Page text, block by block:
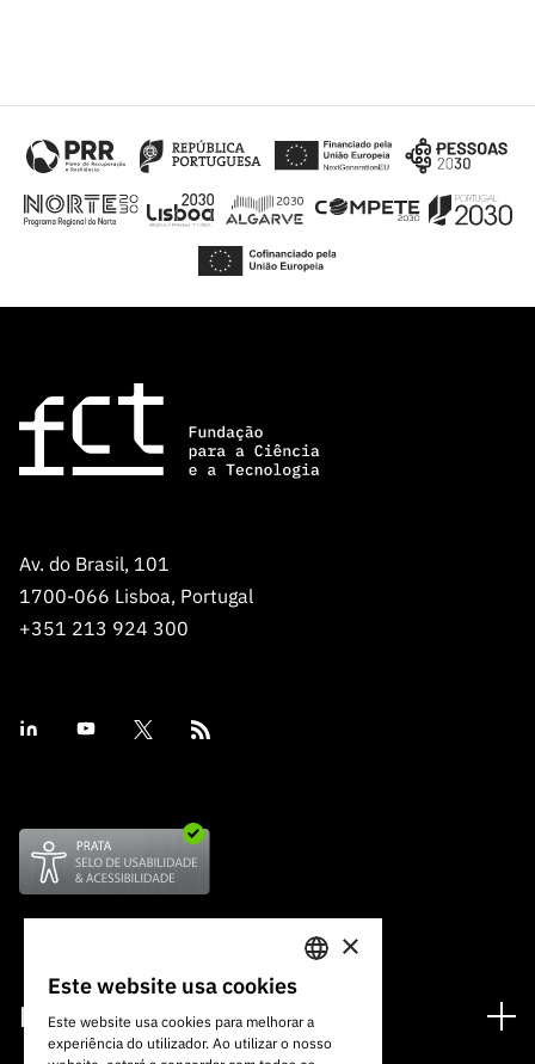
Av. do Brasil, 101
1700-066 Lisboa, Portugal
+351 213 924 300
Financiamento
PORTUGUESE
ENGLISH
×
Este website usa cookies
Este website usa cookies para melhorar a
experiência do utilizador. Ao utilizar o nosso